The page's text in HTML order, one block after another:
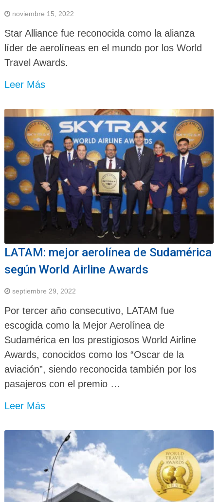
noviembre 15, 2022
Star Alliance fue reconocida como la alianza
líder de aerolíneas en el mundo por los World
Travel Awards.
Leer Más
LATAM: mejor aerolínea de Sudamérica
según World Airline Awards
septiembre 29, 2022
Por tercer año consecutivo, LATAM fue
escogida como la Mejor Aerolínea de
Sudamérica en los prestigiosos World Airline
Awards, conocidos como los “Oscar de la
aviación”, siendo reconocida también por los
pasajeros con el premio …
Leer Más